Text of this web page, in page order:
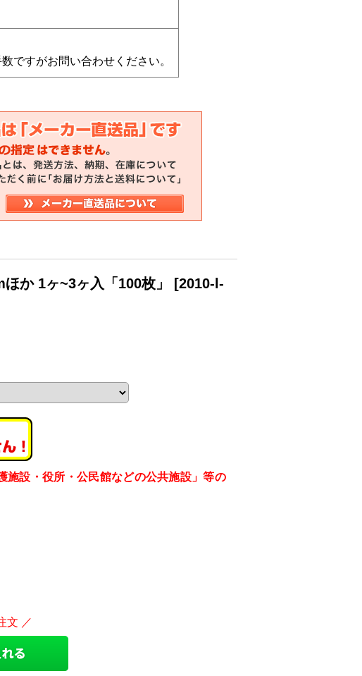
ですがお問い合わせください。
か 1ヶ~3ヶ入「100枚」 [2010-l-
施設・役所・公民館などの公共施設」等の